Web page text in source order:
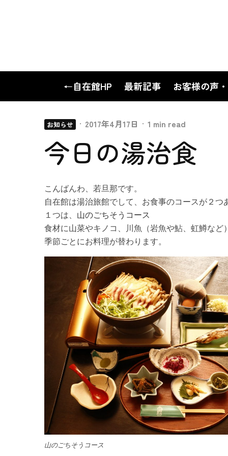
←自在館HP 最新記事 お客様の声
お知らせ · 2017年4月17日 · 1 min read
今日の湯治食
こんばんわ、若旦那です。
自在館は湯治旅館でして、お食事のコースが２つ
１つは、 山のごちそうコース
食材に山菜やキノコ、川魚（岩魚や鮎、虹鱒な
季節ごとにお料理が替わります。
山のごちそうコース